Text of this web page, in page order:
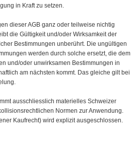
in Kraft zu setzen.
dieser AGB ganz oder teilweise nichtig
die Gültigkeit und/oder Wirksamkeit der
Bestimmungen unberührt. Die ungültigen
werden durch solche ersetzt, die dem
und/oder unwirksamen Bestimmungen in
am nächsten kommt. Das gleiche gilt bei
ausschliesslich materielles Schweizer
Normen zur Anwendung.
Kaufrecht) wird explizit ausgeschlossen.